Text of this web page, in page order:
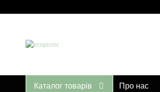
Каталог товарів Про нас